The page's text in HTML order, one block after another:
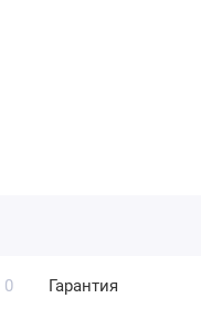
0 Гарантия